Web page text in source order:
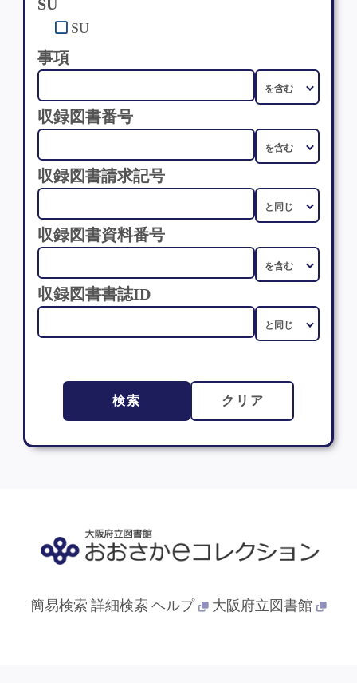
SU
SU
事項
収録図書番号
収録図書請求記号
収録図書資料番号
収録図書書誌ID
検索 クリア
簡易検索 詳細検索 ヘルプ 大阪府立図書館